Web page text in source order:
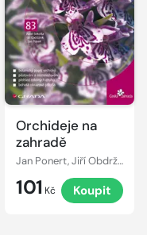
Orchideje na
zahradě
Jan Ponert, Jiří Obdržálek, Pavel Sekerka
101 Kč Koupit